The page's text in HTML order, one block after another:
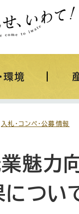
環境
入札・コンペ・公募情報
魅力
つい